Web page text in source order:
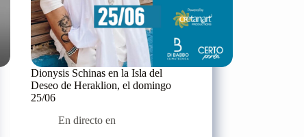
Dionysis Schinas en la Isla del
Deseo de Heraklion, el domingo
25/06
En directo en